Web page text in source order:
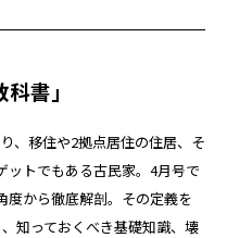
書」
、移住や2拠点居住の住居、そ
ットでもある古民家。4月号で
度から徹底解剖。その定義を
知っておくべき基礎知識、壊